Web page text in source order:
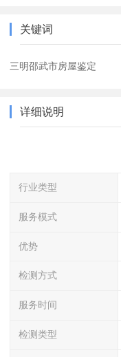
关键词
三明邵武市房屋鉴定
详细说明
行业类型
服务模式
优势
检测方式
服务时间
检测类型